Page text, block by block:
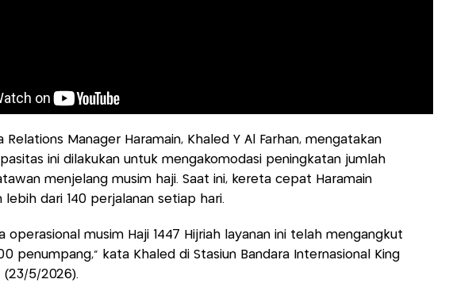
Relations Manager Haramain, Khaled Y Al Farhan, mengatakan
ini dilakukan untuk mengakomodasi peningkatan jumlah
menjelang musim haji. Saat ini, kereta cepat Haramain
lebih dari 140 perjalanan setiap hari.
operasional musim Haji 1447 Hijriah layanan ini telah mengangkut
penumpang,” kata Khaled di Stasiun Bandara Internasional King
(23/5/2026).